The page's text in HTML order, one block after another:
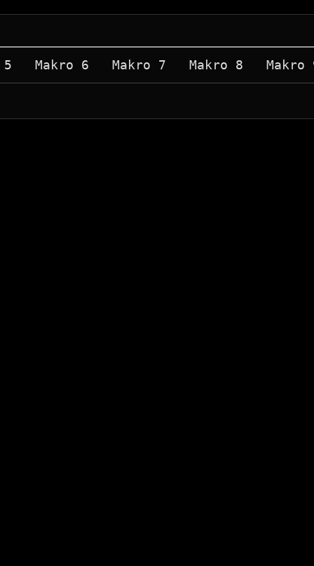
Makro 6   Makro 7   Makro 8